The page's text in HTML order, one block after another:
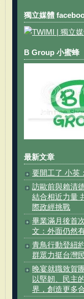
獨立媒體
B Group 小蜜蜂
最新文章
要開工了 小英
訪歐前與賴清
結合相近力量
際政經挑戰
畢業滿月後首
文：外面仍然
青鳥行動登紐
群眾力挺台灣
晚宴就職致賀
以堅韌、民主
界，創造更多